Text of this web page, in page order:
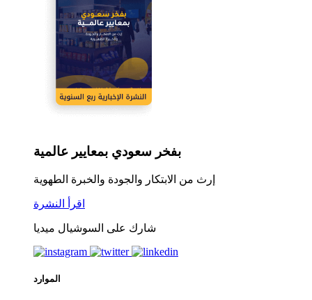
بفخر سعودي بمعايير عالمية
إرث من الابتكار والجودة والخبرة الطهوية
اقرأ النشرة
شارك على السوشيال ميديا
الموارد